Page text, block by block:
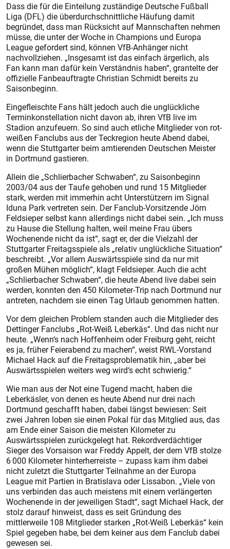
Dass die für die Einteilung zuständige Deutsche Fußball
Liga (DFL) die überdurchschnittliche Häufung damit
begründet, dass man Rücksicht auf Mannschaften nehmen
müsse, die unter der Woche in Champions und Europa
League gefordert sind, können VfB-Anhänger nicht
nachvollziehen. „Insgesamt ist das einfach ärgerlich, als
Fan kann man dafür kein Verständnis haben“, grantelte der
offizielle Fanbeauftragte Christian Schmidt bereits zu
Saisonbeginn.
Eingefleischte Fans hält jedoch auch die unglückliche
Terminkonstellation nicht davon ab, ihren VfB live im
Stadion anzufeuern. So sind auch etliche Mitglieder von rot-
weißen Fanclubs aus der Teckregion heute Abend dabei,
wenn die Stuttgarter beim amtierenden Deutschen Meister
in Dortmund gastieren.
Allein die „Schlierbacher Schwaben“, zu Saisonbeginn
2003/04 aus der Taufe gehoben und rund 15 Mitglieder
stark, werden mit immerhin acht Unterstützern im Signal
Iduna Park vertreten sein. Der Fanclub-Vorsitzende Jörn
Feldsieper selbst kann allerdings nicht dabei sein. „Ich muss
zu Hause die Stellung halten, weil meine Frau übers
Wochenende nicht da ist“, sagt er, der die Vielzahl der
Stuttgarter Freitagsspiele als „relativ unglückliche Situation“
beschreibt. „Vor allem Auswärtsspiele sind da nur mit
großen Mühen möglich“, klagt Feldsieper. Auch die acht
„Schlierbacher Schwaben“, die heute Abend live dabei sein
werden, konnten den 450 Kilometer-Trip nach Dortmund nur
antreten, nachdem sie einen Tag Urlaub genommen hatten.
Vor dem gleichen Problem standen auch die Mitglieder des
Det­tinger Fanclubs „Rot-Weiß Leberkäs“. Und das nicht nur
heute. „Wenn‘s nach Hoffenheim oder Freiburg geht, reicht
es ja, früher Feierabend zu machen“, weist RWL-Vorstand
Michael Hack auf die Freitagsproblematik hin, „aber bei
Auswärtsspielen weiters weg wird‘s echt schwierig.“
Wie man aus der Not eine Tugend macht, haben die
Leberkäsler, von denen es heute Abend nur drei nach
Dortmund geschafft haben, dabei längst bewiesen: Seit
zwei Jahren loben sie einen Pokal für das Mitglied aus, das
am Ende einer Saison die meisten Kilometer zu
Auswärtsspielen zurückgelegt hat. Rekordverdächtiger
Sieger des Vorsaison war Freddy Appelt, der dem VfB stolze
6 000 Kilometer hinterherreiste – zupass kam ihm dabei
nicht zuletzt die Stuttgarter Teilnahme an der Europa
League mit Partien in Bratislava oder Lissabon. „Viele von
uns verbinden das auch meistens mit einem verlängerten
Wochenende in der jeweiligen Stadt“, sagt Michael Hack, der
stolz darauf hinweist, dass es seit Gründung des
mittlerweile 108 Mitglieder starken „Rot-Weiß Leberkäs“ kein
Spiel gegeben habe, bei dem keiner aus dem Fanclub dabei
gewesen sei.